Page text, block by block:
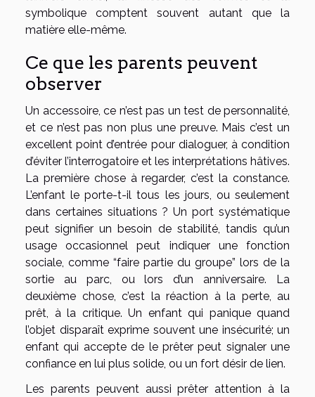
symbolique comptent souvent autant que la
matière elle-même.
Ce que les parents peuvent
observer
Un accessoire, ce n’est pas un test de personnalité,
et ce n’est pas non plus une preuve. Mais c’est un
excellent point d’entrée pour dialoguer, à condition
d’éviter l’interrogatoire et les interprétations hâtives.
La première chose à regarder, c’est la constance.
L’enfant le porte-t-il tous les jours, ou seulement
dans certaines situations ? Un port systématique
peut signifier un besoin de stabilité, tandis qu’un
usage occasionnel peut indiquer une fonction
sociale, comme “faire partie du groupe” lors de la
sortie au parc, ou lors d’un anniversaire. La
deuxième chose, c’est la réaction à la perte, au
prêt, à la critique. Un enfant qui panique quand
l’objet disparaît exprime souvent une insécurité; un
enfant qui accepte de le prêter peut signaler une
confiance en lui plus solide, ou un fort désir de lien.
Les parents peuvent aussi prêter attention à la